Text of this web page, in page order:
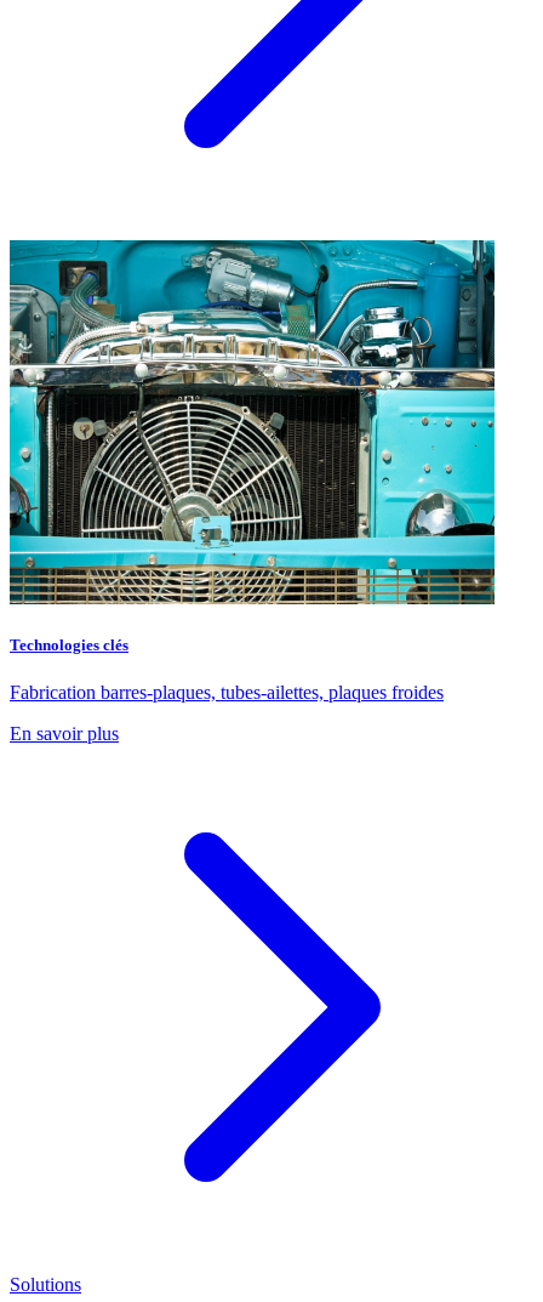
Technologies clés
Fabrication barres-plaques, tubes-ailettes, plaques froides
En savoir plus
Solutions